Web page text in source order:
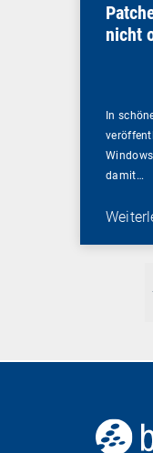
nicht
In
damit…